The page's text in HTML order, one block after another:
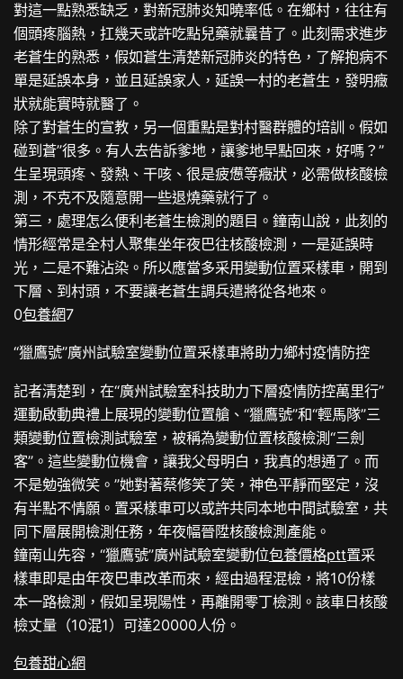
對這一點熟悉缺乏，對新冠肺炎知曉率低。在鄉村，往往有
個頭疼腦熱，扛幾天或許吃點兒藥就曩昔了。此刻需求進步
老蒼生的熟悉，假如蒼生清楚新冠肺炎的特色，了解抱病不
單是延誤本身，並且延誤家人，延誤一村的老蒼生，發明癥
狀就能實時就醫了。
除了對蒼生的宣教，另一個重點是對村醫群體的培訓。假如
碰到蒼”很多。有人去告訴爹地，讓爹地早點回來，好嗎？”
生呈現頭疼、發熱、干咳、很是疲憊等癥狀，必需做核酸檢
測，不克不及隨意開一些退燒藥就行了。
第三，處理怎么便利老蒼生檢測的題目。鐘南山說，此刻的
情形經常是全村人聚集坐年夜巴往核酸檢測，一是延誤時
光，二是不難沾染。所以應當多采用變動位置采樣車，開到
下層、到村頭，不要讓老蒼生調兵遣將從各地來。
0包養網7
“獵鷹號”廣州試驗室變動位置采樣車將助力鄉村疫情防控
記者清楚到，在“廣州試驗室科技助力下層疫情防控萬里行”
運動啟動典禮上展現的變動位置艙、“獵鷹號”和“輕馬隊”三
類變動位置檢測試驗室，被稱為變動位置核酸檢測“三劍
客”。這些變動位機會，讓我父母明白，我真的想通了。而
不是勉強微笑。”她對著蔡修笑了笑，神色平靜而堅定，沒
有半點不情願。置采樣車可以或許共同本地中間試驗室，共
同下層展開檢測任務，年夜幅晉陞核酸檢測產能。
鐘南山先容，“獵鷹號”廣州試驗室變動位包養價格ptt置采
樣車即是由年夜巴車改革而來，經由過程混檢，將10份樣
本一路檢測，假如呈現陽性，再離開零丁檢測。該車日核酸
檢丈量（10混1）可達20000人份。
包養甜心網